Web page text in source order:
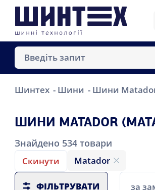
Шинтех Шини Шини
ШИНИ MATADOR
Знайдено 534товари
Скинути Matador
ФІЛЬТРУВАТИ